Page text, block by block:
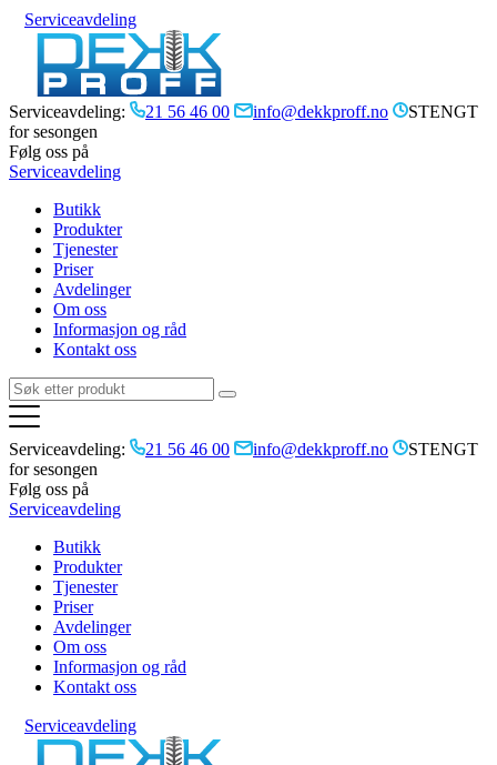
Serviceavdeling
Serviceavdeling: 21 56 46 00 info@dekkproff.no
STENGT
for sesongen
Følg oss på
Serviceavdeling
Butikk
Produkter
Tjenester
Priser
Avdelinger
Om oss
Informasjon og råd
Kontakt oss
Serviceavdeling: 21 56 46 00 info@dekkproff.no
STENGT
for sesongen
Følg oss på
Serviceavdeling
Butikk
Produkter
Tjenester
Priser
Avdelinger
Om oss
Informasjon og råd
Kontakt oss
Serviceavdeling